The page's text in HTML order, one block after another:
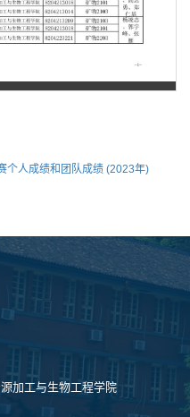
个人成绩和团队成绩 (2023年)
加工与生物工程学院